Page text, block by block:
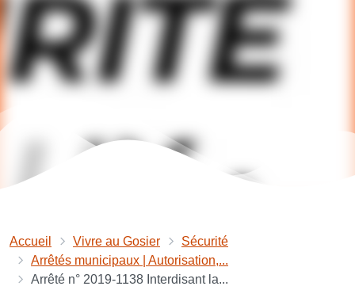
Accueil Vivre au Gosier
Sécurité
Arrêtés municipaux | Autorisation,...
Arrêté n° 2019-1138 Interdisant la...